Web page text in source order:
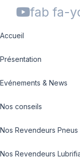
fab fa-
Accueil
Présentation
Evénements & News
Nos conseils
Nos Revendeurs Pneus
Nos Revendeurs